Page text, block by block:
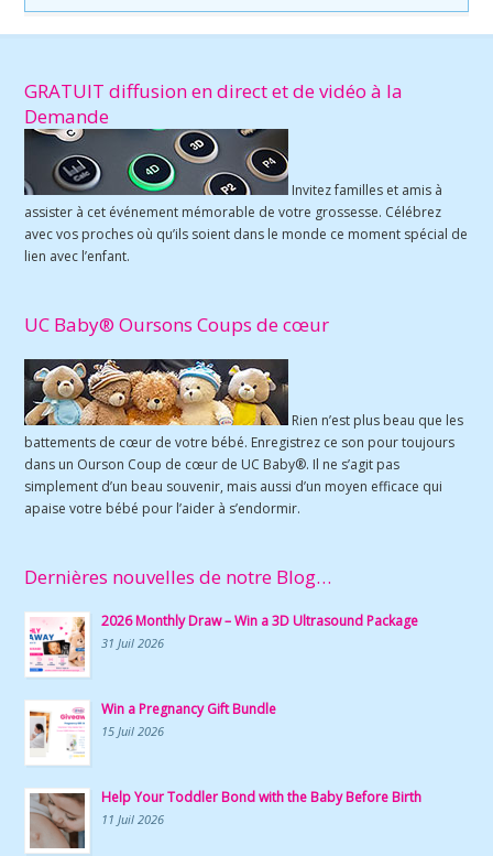
GRATUIT diffusion en direct et de vidéo à la
Demande
Invitez familles et amis à
assister à cet événement mémorable de votre grossesse. Célébrez
avec vos proches où qu’ils soient dans le monde ce moment spécial de
lien avec l’enfant.
UC Baby® Oursons Coups de cœur
Rien n’est plus beau que les
battements de cœur de votre bébé. Enregistrez ce son pour toujours
dans un Ourson Coup de cœur de UC Baby®. Il ne s’agit pas
simplement d’un beau souvenir, mais aussi d’un moyen efficace qui
apaise votre bébé pour l’aider à s’endormir.
Dernières nouvelles de notre Blog…
2026 Monthly Draw – Win a 3D Ultrasound Package
31 Juil 2026
Win a Pregnancy Gift Bundle
15 Juil 2026
Help Your Toddler Bond with the Baby Before Birth
11 Juil 2026